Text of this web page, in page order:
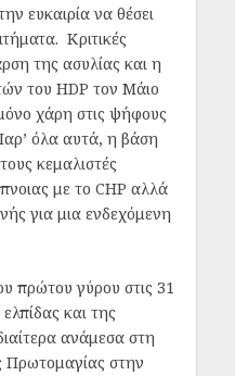
ευκαιρία να θέσει
Κριτικές
της ασυλίας και η
του HDP τον Μάιο
χάρη στις ψήφους
όλα αυτά, η βάση
κεμαλιστές
με το CHP αλλά
για μια ενδεχόμενη
πρώτου γύρου στις 31
και της
ανάμεσα στη
Πρωτομαγίας στην